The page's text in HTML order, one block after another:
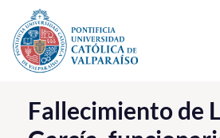
Click acá para ir directamente al
La Universidad
Investigación, Creación e
Fallecimiento de